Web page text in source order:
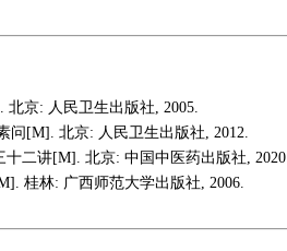
京: 人民卫生出版社, 2005.
问[M]. 北京: 人民卫生出版社, 2012.
十二讲[M]. 北京: 中国中医药出版社,
桂林: 广西师范大学出版社, 2006.